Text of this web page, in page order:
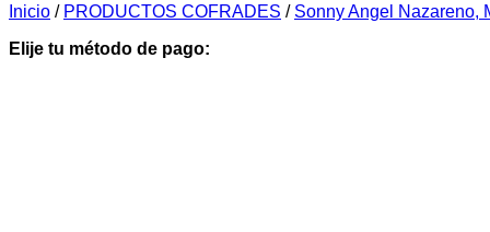
Inicio / PRODUCTOS COFRADES / Sonny Angel Nazareno,
Elije tu método de pago: